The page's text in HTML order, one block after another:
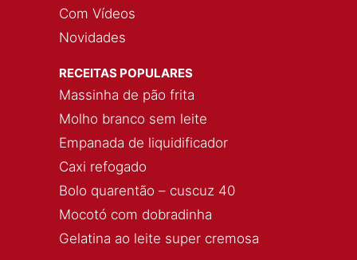
Com Vídeos
Novidades
RECEITAS POPULARES
Massinha de pão frita
Molho branco sem leite
Empanada de liquidificador
Caxi refogado
Bolo quarentão – cuscuz 40
Mocotó com dobradinha
Gelatina ao leite super cremosa